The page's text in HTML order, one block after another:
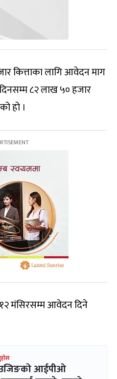
कित्ताका लागि आवेदन माग
८२ लाख ५० हजार
हो ।
मंसिरसम्म आवेदन दिने
आईपीओ